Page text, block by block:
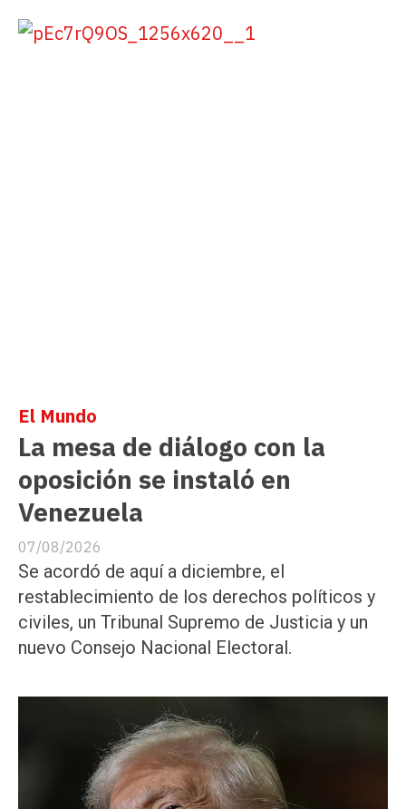
La mesa de diálogo con la
oposición se instaló en
Venezuela
El Mundo
07/08/2026
Se acordó de aquí a diciembre, el
restablecimiento de los derechos políticos y
civiles, un Tribunal Supremo de Justicia y un
nuevo Consejo Nacional Electoral.